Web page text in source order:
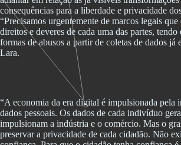
consequências para a liberdade e privacidade
“Precisamos urgentemente de marcos legais
direitos e deveres de cada uma das partes,
formas de abusos a partir de coletas de dados já
Lara.
“A economia da era digital é impulsionada pela
dados pessoais. Os dados de cada indivíduo
impulsionam a indústria e o comércio. Mas o
preservar a privacidade de cada cidadão. Não